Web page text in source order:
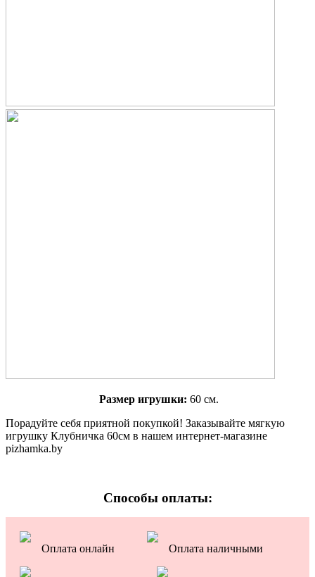
Размер игрушки: 60 см.
Порадуйте себя приятной покупкой! Заказывайте мягкую
игрушку Клубничка 60см в нашем интернет-магазине
pizhamka.by
Способы оплаты:
Оплата онлайн Оплата наличными